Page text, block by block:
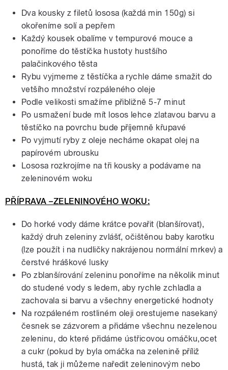
Dva kousky z filetů lososa (každá min 150g) si
okořeníme solí a pepřem
Každý kousek obalíme v tempurové mouce a
ponoříme do těstíčka hustoty hustšího
palačinkového těsta
Rybu vyjmeme z těstíčka a rychle dáme smažit do
vetšího množství rozpáleného oleje
Podle velikosti smažíme přibližně 5-7 minut
Po usmažení bude mít losos lehce zlatavou barvu a
těstíčko na povrchu bude příjemně křupavé
Po vyjmutí ryby z oleje necháme okapat olej na
papírovém ubrousku
Lososa rozkrojíme na tři kousky a podávame na
zeleninovém woku
PŘÍPRAVA –ZELENINOVÉHO WOKU:
Do horké vody dáme krátce povařit (blanšírovat),
každý druh zeleniny zvlášť, očištěnou baby karotku
(lze použít i na nudličky nakrájenou normální mrkev) a
čerstvé hráškové lusky
Po zblanšírování zeleninu ponoříme na několik minut
do studené vody s ledem, aby rychle zchladla a
zachovala si barvu a všechny energetické hodnoty
Na rozpáleném rostliném oleji orestujeme nasekaný
česnek se zázvorem a přidáme všechnu nezelenou
zeleninu, do které přidáme ústřicovou omáčku,ocet
a cukr (pokud by byla omáčka na zelenině příliž
hustá, tak ji můžeme naředit zeleninovým nebo